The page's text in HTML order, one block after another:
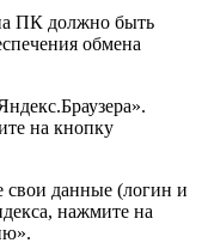
ПК должно быть
обмена
на кнопку
свои данные (логин и
нажмите на